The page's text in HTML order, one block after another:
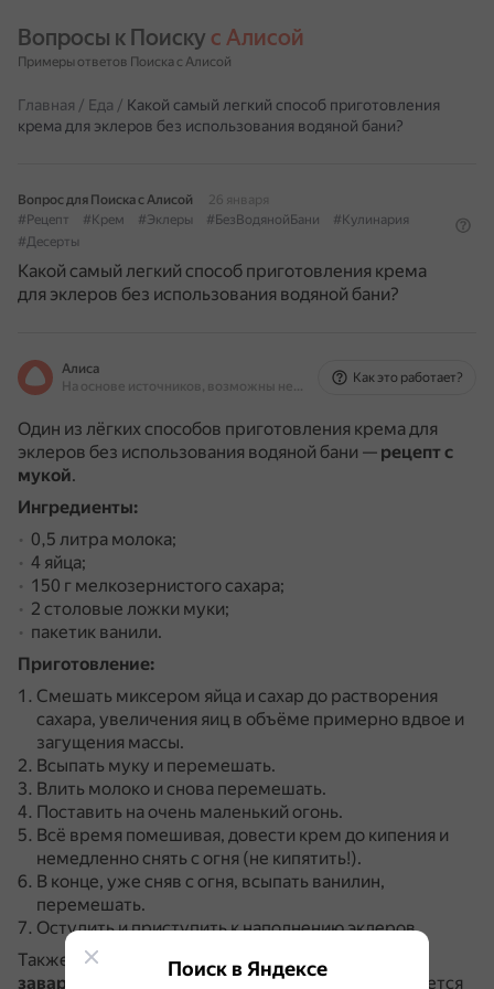
Вопросы к Поиску с Алисой
Примеры ответов Поиска с Алисой
Главная / Еда / Какой самый легкий способ приготовления
крема для эклеров без использования водяной бани?
Вопрос для Поиска с Алисой
26 января
#Рецепт
#Крем #Эклеры #БезВодянойБани
#Кулинария
#Десерты
Какой самый легкий способ приготовления крема
для эклеров без использования водяной бани?
Алиса
На основе источников, возможны неточности
Как это работает?
Один из лёгких способов приготовления крема для
эклеров без использования водяной бани — рецепт с
мукой.
Ингредиенты:
0,5 литра молока;
4 яйца;
150 г мелкозернистого сахара;
2 столовые ложки муки;
пакетик ванили.
Приготовление:
Смешать миксером яйца и сахар до растворения
сахара, увеличения яиц в объёме примерно вдвое и
загущения массы.
Всыпать муку и перемешать.
Влить молоко и снова перемешать.
Поставить на очень маленький огонь.
Всё время помешивая, довести крем до кипения и
немедленно снять с огня (не кипятить!).
В конце, уже сняв с огня, всыпать ванилин,
перемешать.
Остудить и приступить к наполнению эклеров.
Также можно использоватьпакетик ванильного
заварного крема или ванильного пудинга
Останется
Поиск в Яндексе